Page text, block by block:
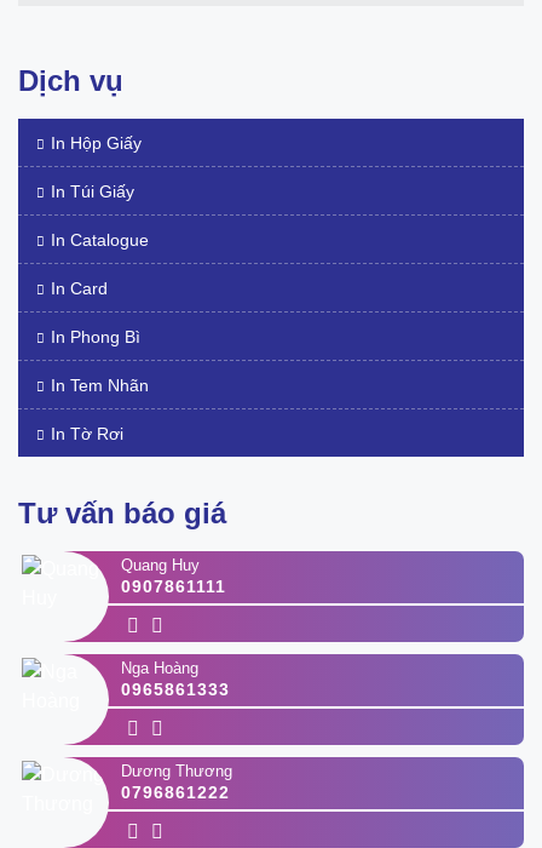
Dịch vụ
In Hộp Giấy
In Túi Giấy
In Catalogue
In Card
In Phong Bì
In Tem Nhãn
In Tờ Rơi
Tư vấn báo giá
Quang Huy
0907861111
Nga Hoàng
0965861333
Dương Thương
0796861222